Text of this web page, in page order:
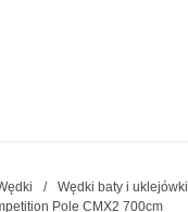
/ Wędki baty i uklejówki
Pole CMX2 700cm